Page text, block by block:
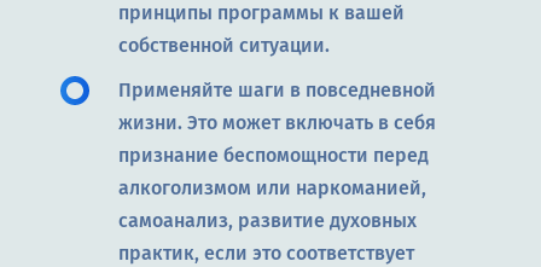
принципы программы к вашей
собственной ситуации.
Применяйте шаги в повседневной
жизни. Это может включать в себя
признание беспомощности перед
алкоголизмом или наркоманией,
самоанализ, развитие духовных
практик, если это соответствует